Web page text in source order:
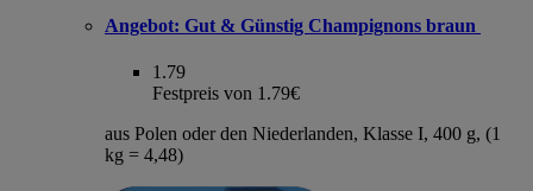
Angebot: Gut & Günstig Champignons braun
1.79
Festpreis von 1.79€
aus Polen oder den Niederlanden, Klasse I, 400 g, (1
kg = 4,48)